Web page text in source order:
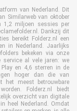
van Nederland. Dit
Similarweb van oktober
1,2 miljoen sessies per
Dankzij dit
bereikt Folderz.nl een
in Nederland. Jaarlijks
bekeken via onze
service al vele jaren: we
en 4,6 sterren in de
hoger dan die van
het meest betrouwbare
Folderz.nl biedt
overzicht van digitale
heel Nederland. Omdat